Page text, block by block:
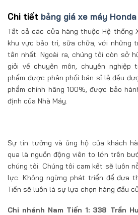
Chi tiết bảng giá xe máy
Tất cả các cửa hàng thuộc Hệ thống
khu vực bảo trì, sữa chữa, với những
tân nhất. Ngoài ra, chúng tôi còn sở
giỏi về chuyên môn, chuyên nghiệp
phẩm được phân phối bán sỉ lẻ đều
phẩm chính hãng 100%, được bảo
định của Nhà Máy.
Sự tin tưởng và ủng hộ của khách
qua là nguồn động viên to lớn trên
chúng tôi. Chúng tôi cam kết sẽ luôn
lực. Không ngừng phát triển để đưa
Tiến sẽ luôn là sự lựa chọn hàng đầu
Chi nhánh Nam Tiến 1: 338 Trần